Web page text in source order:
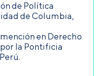
de Política
de Columbia,
en Derecho
la Pontificia